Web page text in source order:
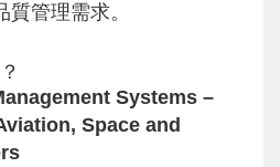
質管理需求。
Systems –
Space and